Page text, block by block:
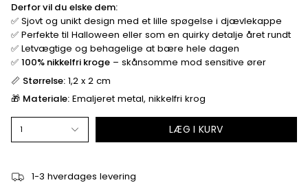
Derfor vil du elske dem:
✅ Sjovt og unikt design med et lille spøgelse i djævlekappe
✅ Perfekte til Halloween eller som en quirky detalje året rundt
✅ Letvægtige og behagelige at bære hele dagen
✅ 100% nikkelfri kroge – skånsomme mod sensitive ører
📏 Størrelse: 1,2 x 2 cm
🎁 Materiale: Emaljeret metal, nikkelfri krog
1 LÆG I KURV
1-3 hverdages levering